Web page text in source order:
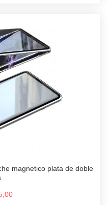
magnetico plata de doble